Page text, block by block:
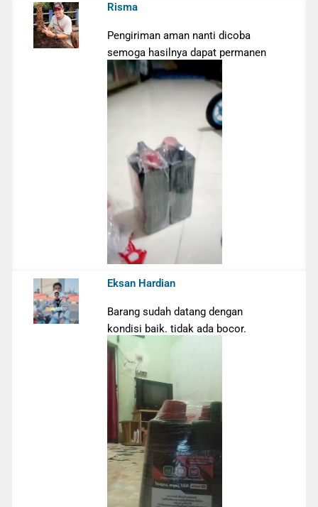
Risma
Pengiriman aman nanti dicoba
semoga hasilnya dapat permanen
Eksan Hardian
Barang sudah datang dengan
kondisi baik. tidak ada bocor.